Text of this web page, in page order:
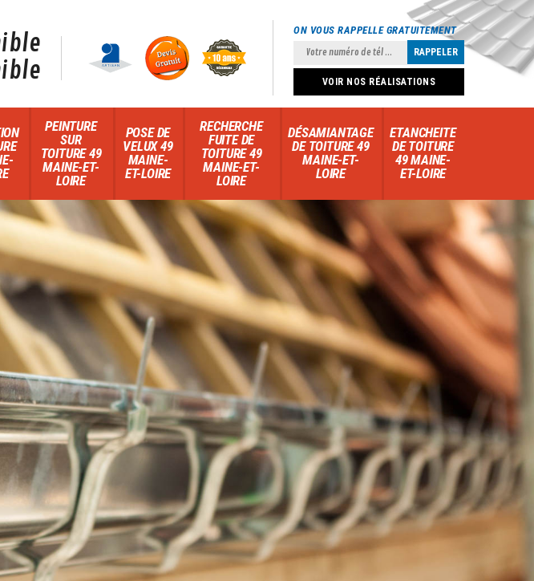
ON VOUS RAPPELLE GRATUITEMENT
VOIR NOS RÉALISATIONS
PEINTURE
SUR
TOITURE 49
MAINE-ET-
LOIRE
POSE DE
VELUX 49
MAINE-
ET-LOIRE
RECHERCHE
FUITE DE
TOITURE 49
MAINE-ET-
LOIRE
DÉSAMIANTAGE
DE TOITURE 49
MAINE-ET-
LOIRE
ETANCHEITE
DE TOITURE
49 MAINE-
ET-LOIRE